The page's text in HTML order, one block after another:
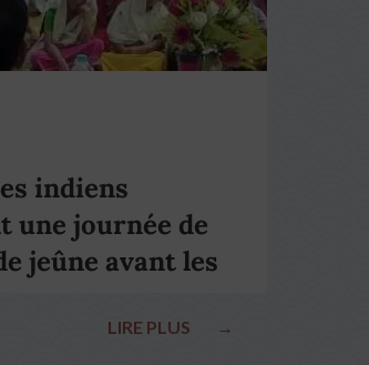
indiens
une journée de
jeûne avant les
LIRE PLUS →